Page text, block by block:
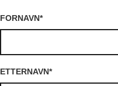
FORNAVN*
ETTERNAVN*